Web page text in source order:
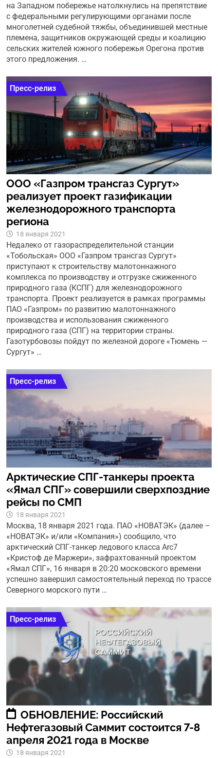
на Западном побережье натолкнулись на препятствие
с федеральными регулирующими органами после
многолетней судебной тяжбы, объединившей местные
племена, защитников окружающей среды и коалицию
сельских жителей южного побережья Орегона против
этого предложения. …
Пресс-релиз
ООО «Газпром трансгаз Сургут»
реализует проект газификации
железнодорожного транспорта
региона
18 января 2021
Недалеко от газораспределительной станции
«Тобольская» ООО «Газпром трансгаз Сургут»
приступают к строительству малотоннажного
комплекса по производству и отгрузке сжиженного
природного газа (КСПГ) для железнодорожного
транспорта. Проект реализуется в рамках программы
ПАО «Газпром» по развитию малотоннажного
производства и использования сжиженного
природного газа (СПГ) на территории страны.
Газотурбовозы пойдут по железной дороге «Тюмень —
Сургут» …
Пресс-релиз
Арктические СПГ-танкеры проекта
«Ямал СПГ» совершили сверхпоздние
рейсы по СМП
18 января 2021
Москва, 18 января 2021 года. ПAO «НОВАТЭК» (далее –
«НОВАТЭК» и/или «Компания») сообщило, что
арктический СПГ-танкер ледового класса Arc7
«Кристоф де Маржери», зафрахтованный проектом
«Ямал СПГ», 16 января в 20:20 московского времени
успешно завершил самостоятельный переход по трассе
Северного морского пути …
Пресс-релиз
ОБНОВЛЕНИЕ: Российский
Нефтегазовый Саммит состоится 7-8
апреля 2021 года в Москве
18 января 2021